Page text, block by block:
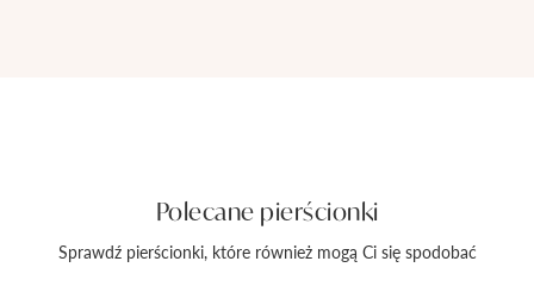
Polecane pierścionki
Sprawdź pierścionki, które również mogą Ci się spodobać